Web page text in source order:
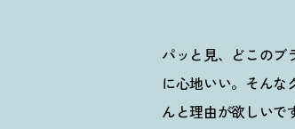
パッと見、どこのブ
に心地いい。そんな
んと理由が欲しい